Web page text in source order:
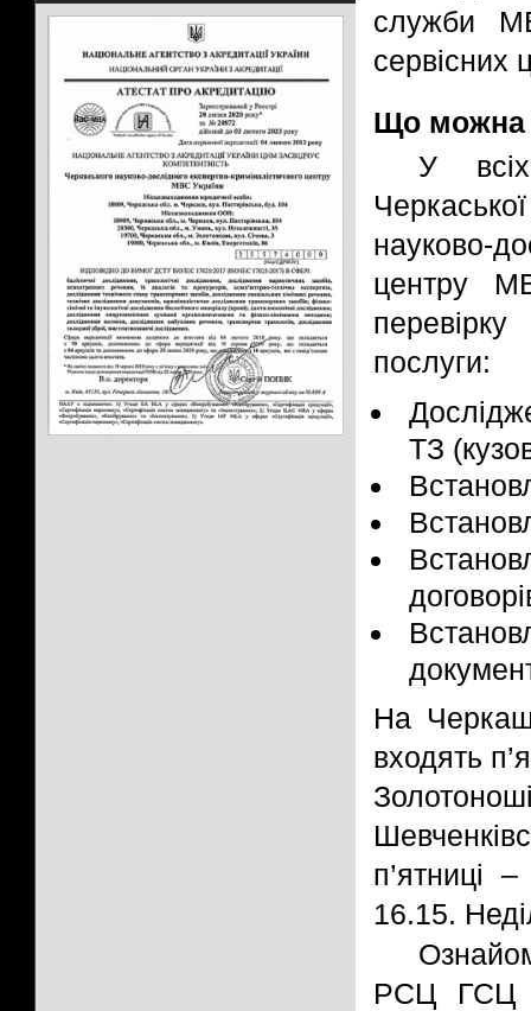
служби
сервісних
Що можна
У всіх
науково-
центру
послуги:
ТЗ
На
входять
п’ятниці
16.15.
РСЦ ГСЦ